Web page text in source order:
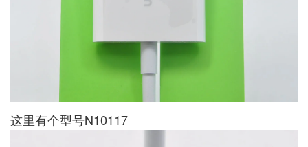
这里有个型号N10117